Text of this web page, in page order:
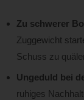
Zu schwerer
Zuggewicht
Schuss zu
Ungeduld bei
ruhiges